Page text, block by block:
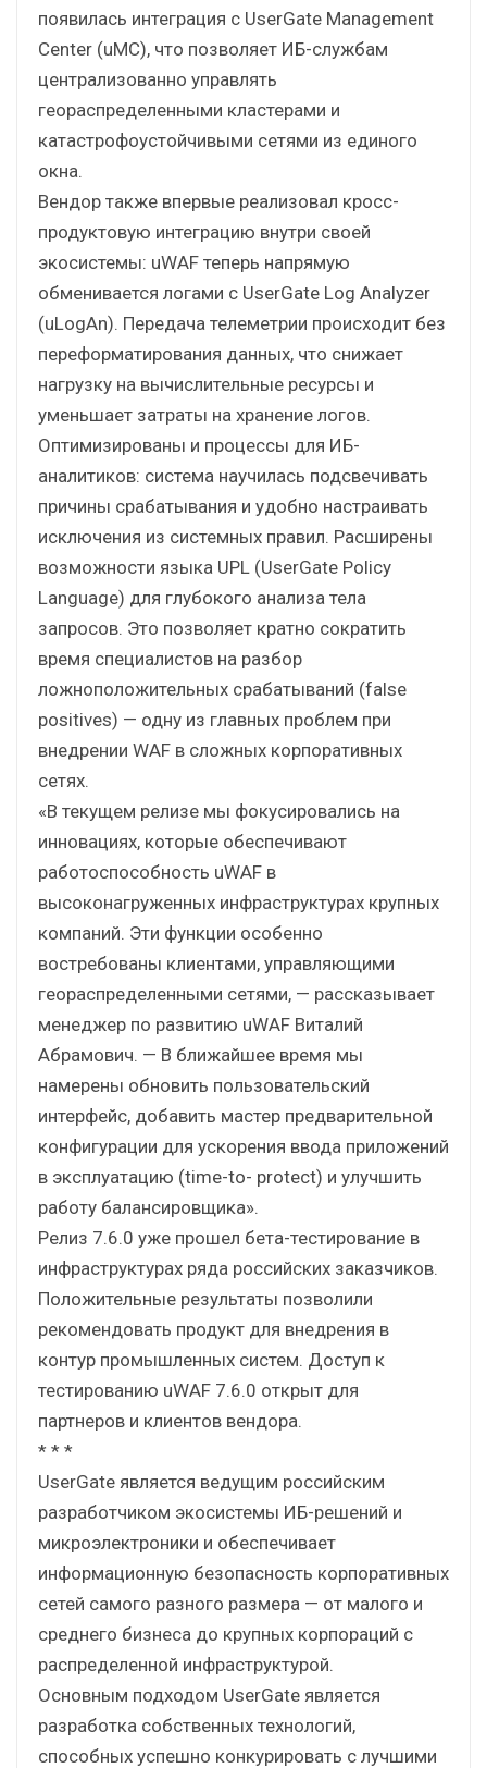
появилась интеграция с UserGate Management
Center (uMC), что позволяет ИБ-службам
централизованно управлять
геораспределенными кластерами и
катастрофоустойчивыми сетями из единого
окна.
Вендор также впервые реализовал кросс-
продуктовую интеграцию внутри своей
экосистемы: uWAF теперь напрямую
обменивается логами с UserGate Log Analyzer
(uLogAn). Передача телеметрии происходит без
переформатирования данных, что снижает
нагрузку на вычислительные ресурсы и
уменьшает затраты на хранение логов.
Оптимизированы и процессы для ИБ-
аналитиков: система научилась подсвечивать
причины срабатывания и удобно настраивать
исключения из системных правил. Расширены
возможности языка UPL (UserGate Policy
Language) для глубокого анализа тела
запросов. Это позволяет кратно сократить
время специалистов на разбор
ложноположительных срабатываний (false
positives) — одну из главных проблем при
внедрении WAF в сложных корпоративных
сетях.
«В текущем релизе мы фокусировались на
инновациях, которые обеспечивают
работоспособность uWAF в
высоконагруженных инфраструктурах крупных
компаний. Эти функции особенно
востребованы клиентами, управляющими
геораспределенными сетями, — рассказывает
менеджер по развитию uWAF Виталий
Абрамович. — В ближайшее время мы
намерены обновить пользовательский
интерфейс, добавить мастер предварительной
конфигурации для ускорения ввода приложений
в эксплуатацию (time-to- protect) и улучшить
работу балансировщика».
Релиз 7.6.0 уже прошел бета-тестирование в
инфраструктурах ряда российских заказчиков.
Положительные результаты позволили
рекомендовать продукт для внедрения в
контур промышленных систем. Доступ к
тестированию uWAF 7.6.0 открыт для
партнеров и клиентов вендора.
* * *
UserGate является ведущим российским
разработчиком экосистемы ИБ-решений и
микроэлектроники и обеспечивает
информационную безопасность корпоративных
сетей самого разного размера — от малого и
среднего бизнеса до крупных корпораций с
распределенной инфраструктурой.
Основным подходом UserGate является
разработка собственных технологий,
способных успешно конкурировать с лучшими